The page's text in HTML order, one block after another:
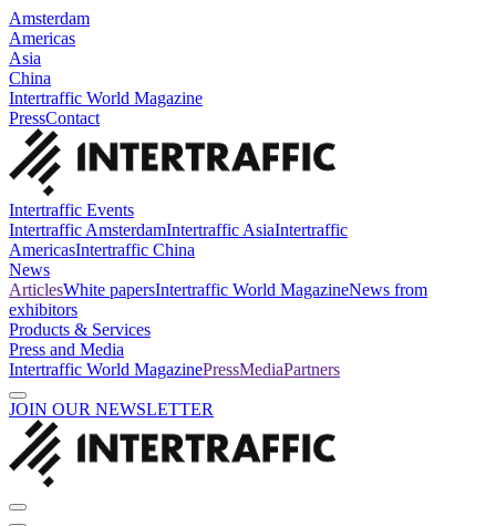
Amsterdam
Americas
Asia
China
Intertraffic World Magazine
PressContact
Intertraffic Events
Intertraffic AmsterdamIntertraffic AsiaIntertraffic
AmericasIntertraffic China
News
ArticlesWhite papersIntertraffic World MagazineNews from
exhibitors
Products & Services
Press and Media
Intertraffic World MagazinePressMediaPartners
JOIN OUR NEWSLETTER